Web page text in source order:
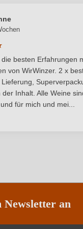
in g/L
Bewertung von
besten Erfahrungen
von WirWinzer. 2 x
der Inhalt. Alle Weine
für mich und mei...
Newsletter an